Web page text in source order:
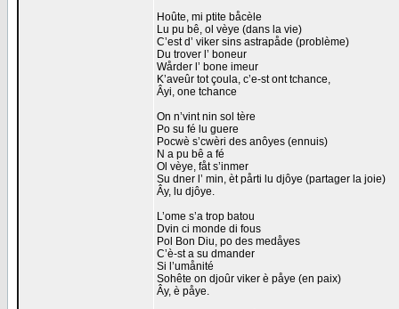
Hoûte, mi ptite båcèle
Lu pu bê, ol vèye (dans la vie)
C’est d’ viker sins astrapåde (problème)
Du trover l’ boneur
Wårder l’ bone imeur
K’aveûr tot çoula, c’e-st ont tchance,
Âyi, one tchance
On n’vint nin sol tère
Po su fé lu guere
Pocwè s’cwèri des anôyes (ennuis)
N a pu bê a fé
Ol vèye, fåt s’inmer
Su dner l’ min, èt pårti lu djôye (partager la joie)
Ây, lu djôye.
L’ome s’a trop batou
Dvin ci monde di fous
Pol Bon Diu, po des medåyes
C’è-st a su dmander
Si l’umånité
Sohête on djoûr viker è påye (en paix)
Ây, è påye.